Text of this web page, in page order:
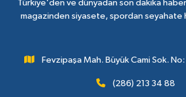
Türkiye'den ve dünyadan son dakika
magazinden siyasete, spordan seyahate
Fevzipaşa Mah. Büyük Cami Sok.
(286) 213 34 88